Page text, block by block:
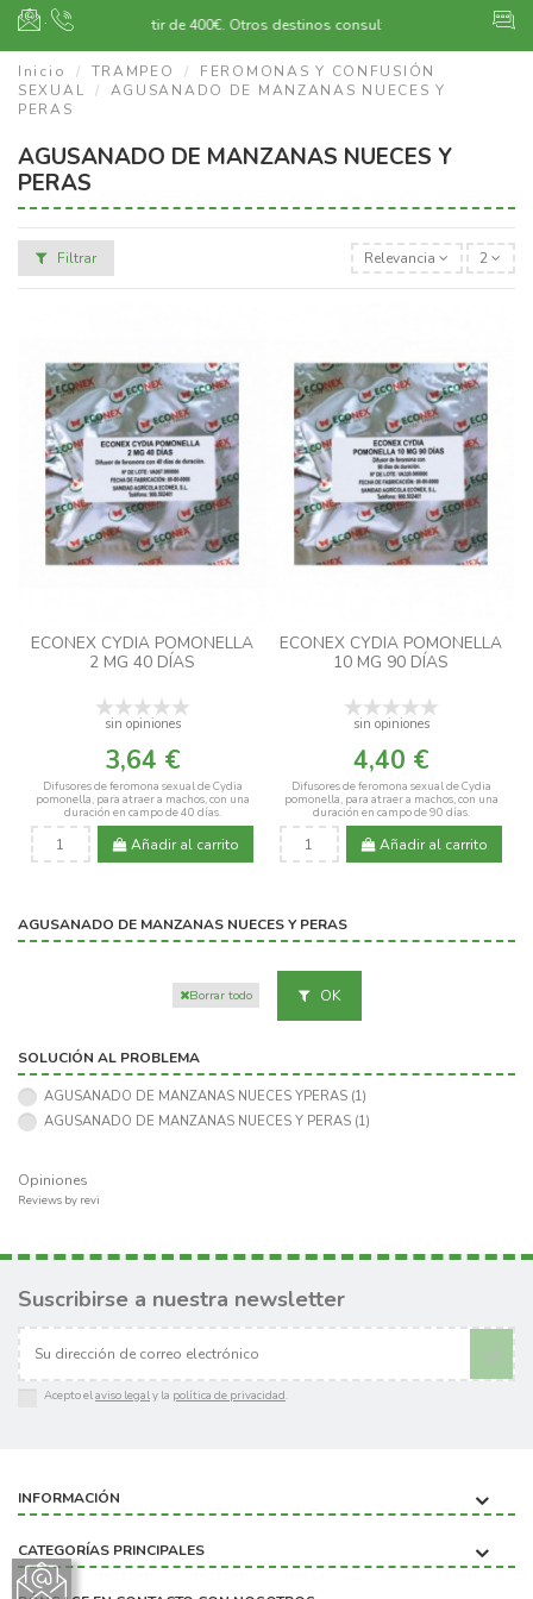
·
Envío gratuito a partir de 400€. Otros destinos consultar
Inicio TRAMPEO
FEROMONAS Y CONFUSIÓN
SEXUAL
AGUSANADO DE MANZANAS NUECES Y
PERAS
AGUSANADO DE MANZANAS NUECES Y
PERAS
Filtrar Relevancia 2
ECONEX CYDIA POMONELLA
2 MG 40 DÍAS
sin opiniones
3,64 €
Difusores de feromona sexual de Cydia
pomonella, para atraer a machos, con una
duración en campo de 40 días.
Añadir al carrito
ECONEX CYDIA POMONELLA
10 MG 90 DÍAS
sin opiniones
4,40 €
Difusores de feromona sexual de Cydia
pomonella, para atraer a machos, con una
duración en campo de 90 días.
Añadir al carrito
AGUSANADO DE MANZANAS NUECES Y PERAS
Borrar todo OK
SOLUCIÓN AL PROBLEMA
AGUSANADO DE MANZANAS NUECES YPERAS (1)
AGUSANADO DE MANZANAS NUECES Y PERAS (1)
Opiniones
Reviews by revi
Suscribirse a nuestra newsletter
Acepto elaviso legaly la política de privacidad.
INFORMACIÓN
CATEGORÍAS PRINCIPALES